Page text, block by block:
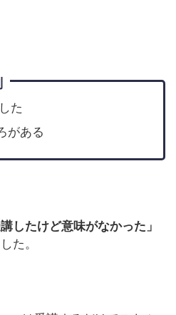
た
がある
講したけど意味がなかった」
た。